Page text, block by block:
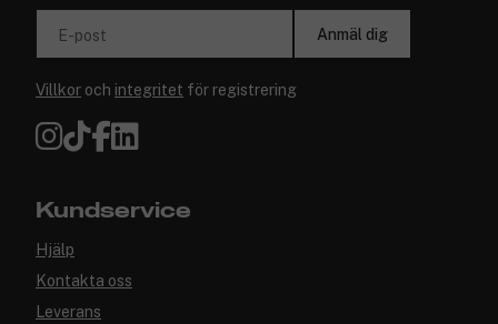
E-post Anmäl dig
Villkor och integritet för registrering
Kundservice
Hjälp
Kontakta oss
Leverans